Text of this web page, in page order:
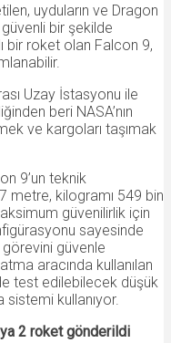
uyduların ve Dragon
bir şekilde
bir roket olan Falcon 9,
Uzay İstasyonu ile
beri NASA’nın
ve kargoları taşımak
9’un teknik
metre, kilogramı 549 bin
güvenilirlik için
sayesinde
güvenle
aracında kullanılan
test edilebilecek düşük
kullanıyor.
2 roket gönderildi